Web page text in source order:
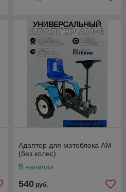
Адаптер для мотоблока АМ
(без колес)
В наличии
540 руб.